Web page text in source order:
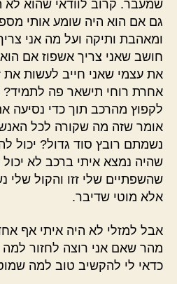
שמעבר. קרוב לוודאי שהוא
גם אם הוא היה שומע אותי
ומאהבת ותיקה ועל מה אני
חושב שאני צריך אשפוז אם
את עצמי שאני חייב לעשות את
אחרת רוחי תישאר פה
לקפוץ מהרכב תוך כדי נסיעה
אומר שזה מה שקורה לכל
נשמתם רובץ סוד גדול? יכול
שהיה נמצא איתי ברכב לא
שהשפתיים שלי זזו והקול שלי
אלא מוטי שדיבר.
אבל למזלי לא היה איתי אף
מהר שאם אני רוצה לחזור למה
כדאי לי להקשיב טוב למה